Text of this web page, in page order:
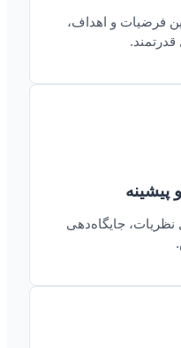
فرضیات و اهداف،
نظریات، جایگاه‌دهی